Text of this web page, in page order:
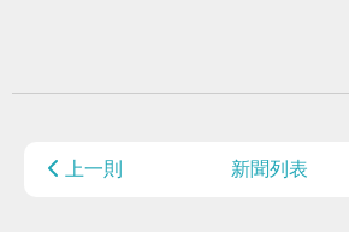
上一則 新聞列表